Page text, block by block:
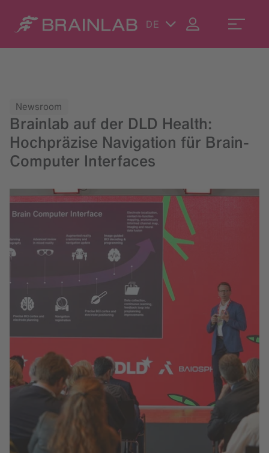
DE
Newsroom
Brainlab auf der DLD Health:
Hochpräzise Navigation für Brain-
Computer Interfaces